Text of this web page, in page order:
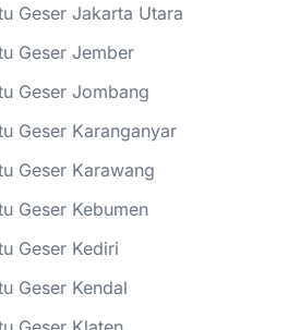
Geser Jakarta Utara
Geser Jember
Geser Jombang
Geser Karanganyar
Geser Karawang
Geser Kebumen
Geser Kediri
Geser Kendal